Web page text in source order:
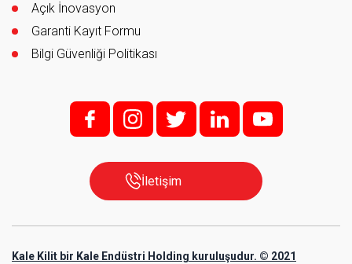
Açık İnovasyon
Garanti Kayıt Formu
Bilgi Güvenliği Politikası
f; i; t l y
İletişim
Kale Kilit bir Kale Endüstri Holding kuruluşudur. © 2021